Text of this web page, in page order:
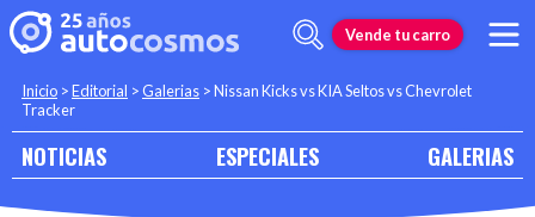
Vende tu carro
Inicio >Editorial >Galerias >Nissan Kicks vs KIA Seltos vs Chevrolet
Tracker
NOTICIAS ESPECIALES GALERIAS